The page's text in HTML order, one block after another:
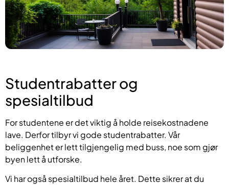
Studentrabatter og
spesialtilbud
For studentene er det viktig å holde reisekostnadene
lave. Derfor tilbyr vi gode studentrabatter. Vår
beliggenhet er lett tilgjengelig med buss, noe som gjør
byen lett å utforske.
Vi har også spesialtilbud hele året. Dette sikrer at du